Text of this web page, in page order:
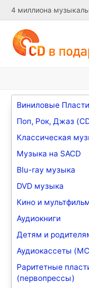
4 миллиона
Виниловые
Поп, Рок, Джаз
Классическая
Музыка на SACD
Blu-ray музыка
DVD музыка
Кино и
Аудиокниги
Детям и
Аудиокассеты
Раритетные
(первопрессы)